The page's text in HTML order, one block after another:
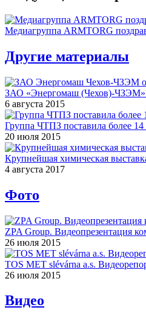
Медиагруппа ARMTORG
Другие материалы
ЗАО «Энергомаш (Чехов)-ЧЗЭМ»
6 августа 2015
Группа ЧТПЗ поставила более
20 июля 2015
Крупнейшая химическая
4 августа 2017
Фото
ZPA Group. Видеопрезентация
26 июля 2015
TOS MET slévárna a.s.
26 июля 2015
Видео